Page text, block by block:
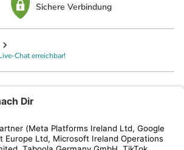
Sichere Verbindung
Chat erreichbar!